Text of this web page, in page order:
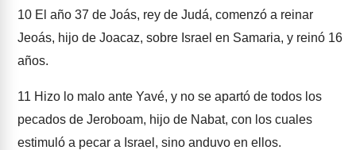
10 El año 37 de Joás, rey de Judá, comenzó a reinar
Jeoás, hijo de Joacaz, sobre Israel en Samaria, y reinó 16
años.
11 Hizo lo malo ante Yavé, y no se apartó de todos los
pecados de Jeroboam, hijo de Nabat, con los cuales
estimuló a pecar a Israel, sino anduvo en ellos.